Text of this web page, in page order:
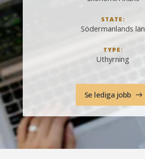
STATE:
Södermanlands län
TYPE:
Uthyrning
Se lediga jobb